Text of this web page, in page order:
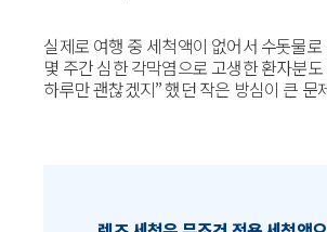
실제로 여행 중 세척액이 없어서 수돗물
몇 주간 심한 각막염으로 고생한 환자분
하루만 괜찮겠지” 했던 작은 방심이 큰 문